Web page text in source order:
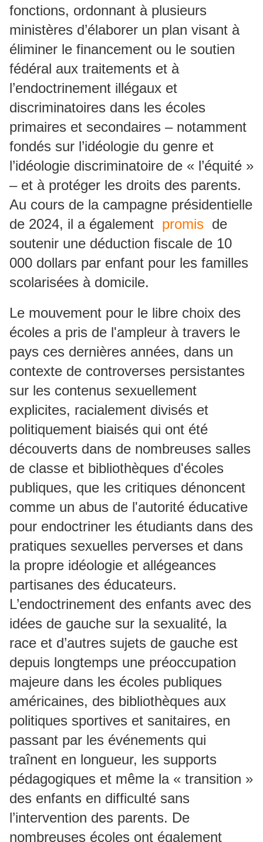
fonctions, ordonnant à plusieurs
ministères d’élaborer un plan visant à
éliminer le financement ou le soutien
fédéral aux traitements et à
l’endoctrinement illégaux et
discriminatoires dans les écoles
primaires et secondaires – notamment
fondés sur l’idéologie du genre et
l’idéologie discriminatoire de « l’équité »
– et à protéger les droits des parents.
Au cours de la campagne présidentielle
de 2024, il a également promis de
soutenir une déduction fiscale de 10
000 dollars par enfant pour les familles
scolarisées à domicile.
Le mouvement pour le libre choix des
écoles a pris de l'ampleur à travers le
pays ces dernières années, dans un
contexte de controverses persistantes
sur les contenus sexuellement
explicites, racialement divisés et
politiquement biaisés qui ont été
découverts dans de nombreuses salles
de classe et bibliothèques d'écoles
publiques, que les critiques dénoncent
comme un abus de l'autorité éducative
pour endoctriner les étudiants dans des
pratiques sexuelles perverses et dans
la propre idéologie et allégeances
partisanes des éducateurs.
L’endoctrinement des enfants avec des
idées de gauche sur la sexualité, la
race et d’autres sujets de gauche est
depuis longtemps une préoccupation
majeure dans les écoles publiques
américaines, des bibliothèques aux
politiques sportives et sanitaires, en
passant par les événements qui
traînent en longueur, les supports
pédagogiques et même la « transition »
des enfants en difficulté sans
l’intervention des parents. De
nombreuses écoles ont également